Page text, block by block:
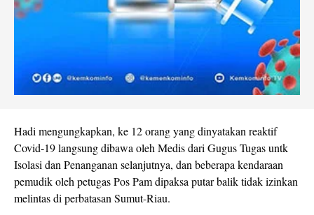
Hadi mengungkapkan, ke 12 orang yang dinyatakan reaktif
Covid-19 langsung dibawa oleh Medis dari Gugus Tugas untk
Isolasi dan Penanganan selanjutnya, dan beberapa kendaraan
pemudik oleh petugas Pos Pam dipaksa putar balik tidak izinkan
melintas di perbatasan Sumut-Riau.